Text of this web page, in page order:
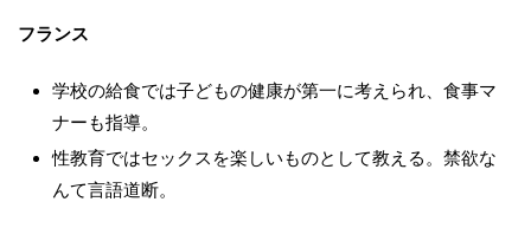
フランス
学校の給食では子どもの健康が第一に考えられ、食事マ
ナーも指導。
性教育ではセックスを楽しいものとして教える。禁欲な
んて言語道断。